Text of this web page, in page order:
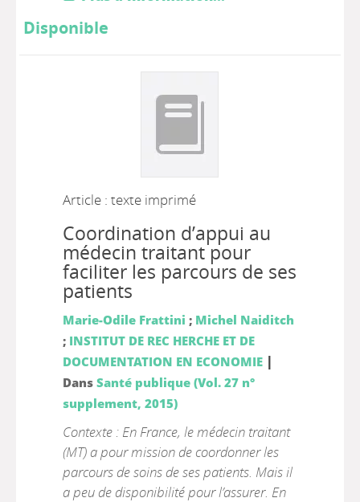
Disponible
Article : texte imprimé
Coordination d’appui au
médecin traitant pour
faciliter les parcours de ses
patients
Marie-Odile Frattini ; Michel Naiditch
; INSTITUT DE REC HERCHE ET DE
DOCUMENTATION EN ECONOMIE |
Dans Santé publique (Vol. 27 n°
supplement, 2015)
Contexte : En France, le médecin traitant
(MT) a pour mission de coordonner les
parcours de soins de ses patients. Mais il
a peu de disponibilité pour l’assurer. En